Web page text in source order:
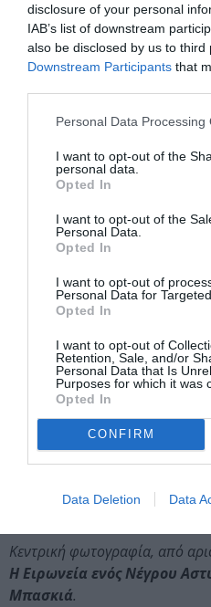
disclosure of your personal
IAB’s list of downstream
also be disclosed by us to third
Downstream Participants that
Personal Data Processing
I want to opt-out of the
personal data.
Opted In
I want to opt-out of the
Personal Data.
Opted In
I want to opt-out of
Personal Data for
Opted In
I want to opt-out of
Retention, Sale, and/or
Personal Data that Is
Purposes for which it was
Opted In
CONFIRM
Data Deletion Data
Ο Ζαν Μισέλ Μπασκιά, όπως
γι’ αυτόν, ήταν ο μόνος
γεμάτο λευκούς, και αυτό
και σε κατάθλιψη,
επαφή με τους
του διέξοδος η χρήση
προσπαθήσει πολλές φορές
Τελικά, είχε την
Παρασκευή12 Αυγούστου
τον βρήκε νεκρό από
διαμέρισμα νοικιασμένο
οδό Great Jones στο
Δεν πρόλαβε να δει τη
και να γίνεται γνωστή σε
αποκορύφωμα έναν πίνακά
110 εκατ. δολαρίων
θέση των πλέον
εποχών.
Ο Πίνακας αυτή την στιγμή
Κεντρική φωτογραφία, από
Η Ειρωνεία ενός Νέγρου
Μπασκιά.